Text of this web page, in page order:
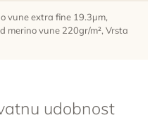
vune extra fine 19.3µm,
merino vune 220gr/m², Vrsta
udobnost